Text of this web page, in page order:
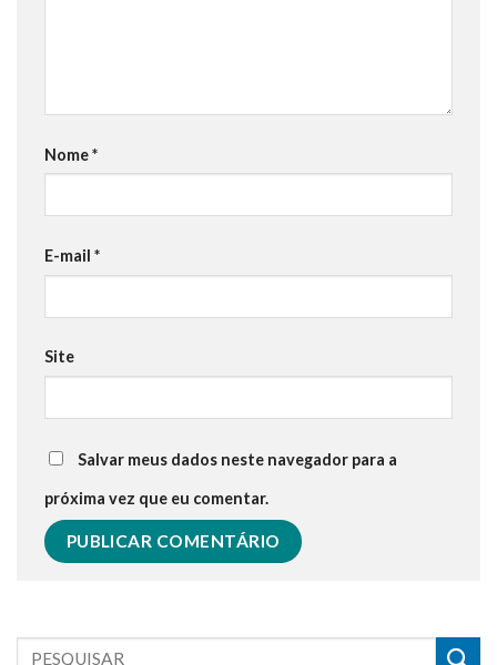
Nome*
E-mail *
Site
Salvar meus dados neste navegador para a
próxima vez que eu comentar.